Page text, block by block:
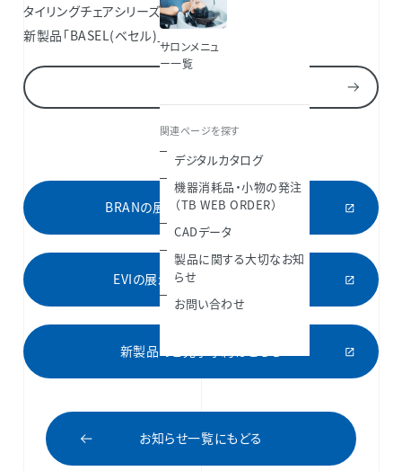
サロンメニュ
ー一覧
関連ページを探す
デジタルカタログ
機器消耗品・小物の発注
（TB WEB ORDER）
CADデータ
製品に関する大切なお知
らせ
お問い合わせ
タイリングチェアシリーズ。
新製品「BASEL(ベセル)」展示開始いたしました！
BRANの展示ショールームはこちら
EVIの展示ショールームはこちら
新製品のご見学予約はこちら
お知らせ一覧にもどる